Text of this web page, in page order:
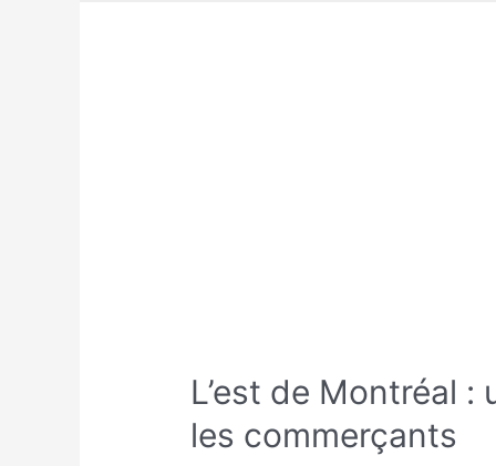
L’est de Montréal
les commerçants